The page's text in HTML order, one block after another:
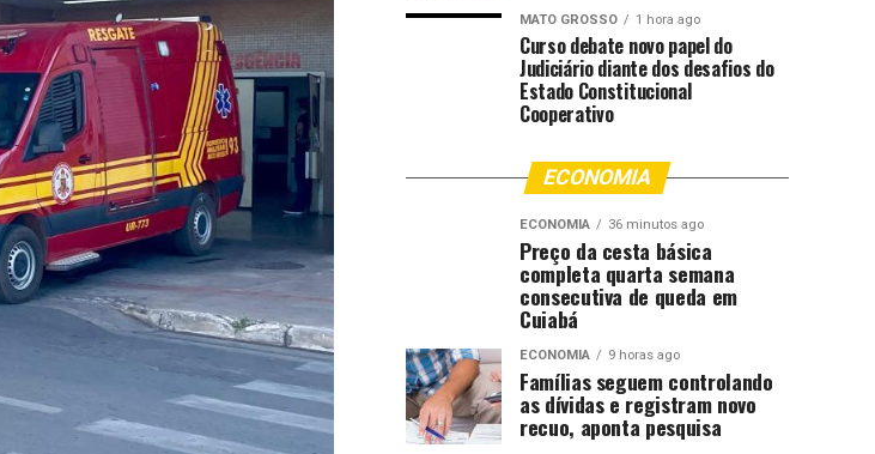
MATO GROSSO 1 hora ago
Curso debate novo papel do
Judiciário diante dos desafios do
Estado Constitucional
Cooperativo
ECONOMIA
ECONOMIA 36 minutos ago
Preço da cesta básica
completa quarta semana
consecutiva de queda em
Cuiabá
ECONOMIA 9 horas ago
Famílias seguem controlando
as dívidas e registram novo
recuo, aponta pesquisa